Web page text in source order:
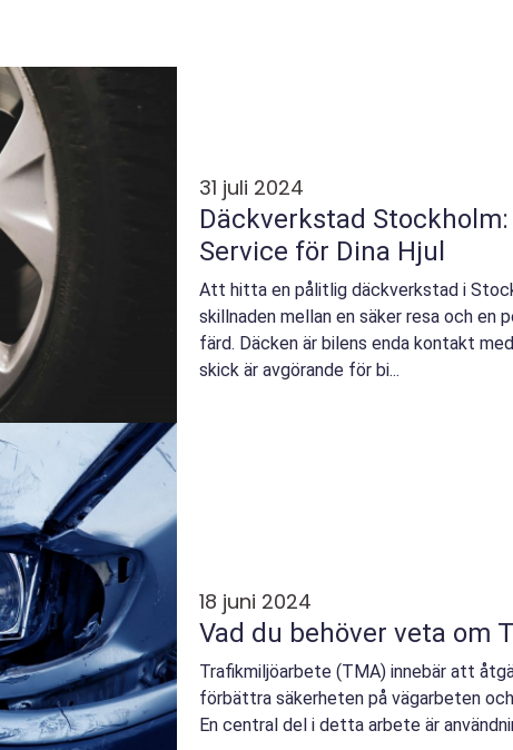
31 juli 2024
Däckverkstad
Service för Dina Hjul
Att hitta en pålitlig däckverkstad i
skillnaden mellan en säker resa och
färd. Däcken är bilens enda kontakt
skick är avgörande för bi...
18 juni 2024
Vad du behöver veta om
Trafikmiljöarbete (TMA) innebär att
förbättra säkerheten på vägarbeten
En central del i detta arbete är